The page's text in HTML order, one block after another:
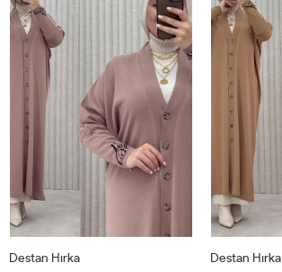
Destan Hırka Destan Hırka